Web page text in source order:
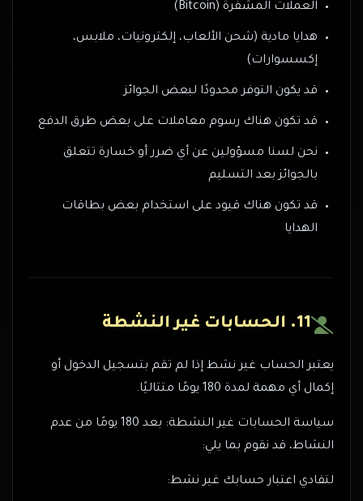
العملات المشفرة (Bitcoin)
هدايا مادية (شحن الألعاب، إلكترونيات، ملابس،
إكسسوارات)
قد يكون التوفر محدودًا لبعض الجوائز
قد تكون هناك رسوم معاملات على بعض طرق الدفع
نحن لسنا مسؤولين عن أي ضرر أو خسارة تتعلق
بالجوائز بعد التسليم
قد تكون هناك قيود على استخدام بعض بطاقات
الهدايا
11. الحسابات غير النشطة
يعتبر الحساب غير نشط إذا لم تقم بتسجيل الدخول أو
إكمال أي مهمة لمدة 180 يومًا متتاليًا.
سياسة الحسابات غير النشطة: بعد 180 يومًا من عدم
النشاط، قد نقوم بما يلي:
لتفادي اعتبار حسابك غير نشط: